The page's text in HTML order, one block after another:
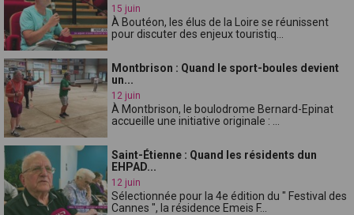
15 juin
À Boutéon, les élus de la Loire se réunissent
pour discuter des enjeux touristiq...
Montbrison : Quand le sport-boules devient
un...
12 juin
À Montbrison, le boulodrome Bernard-Epinat
accueille une initiative originale : ...
Saint-Étienne : Quand les résidents dun
EHPAD...
12 juin
Sélectionnée pour la 4e édition du " Festival des
Cannes ", la résidence Emeis F...